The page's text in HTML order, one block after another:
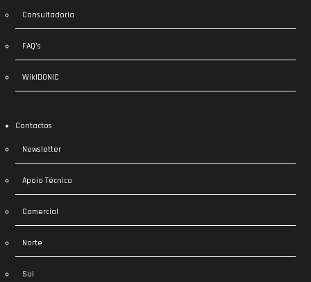
Consultadoria
FAQ’s
WikIDONIC
Contactos
Newsletter
Apoio Técnico
Comercial
Norte
Sul